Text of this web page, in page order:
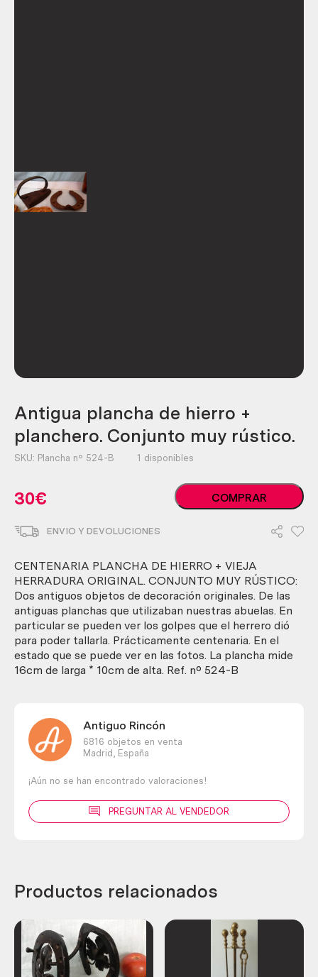
Antigua plancha de hierro +
planchero. Conjunto muy rústico.
SKU: Plancha nº 524-B 1 disponibles
30€
Antigua
plancha
planchero.
Conjunto
muy
rústico.
cantidad
COMPRAR
ENVIO Y DEVOLUCIONES
CENTENARIA PLANCHA DE HIERRO + VIEJA
HERRADURA ORIGINAL. CONJUNTO MUY RÚSTICO:
Dos antiguos objetos de decoración originales. De las
antiguas planchas que utilizaban nuestras abuelas. En
particular se pueden ver los golpes que el herrero dió
para poder tallarla. Prácticamente centenaria. En el
estado que se puede ver en las fotos. La plancha mide
16cm de larga * 10cm de alta. Ref. nº 524-B
Antiguo Rincón
6816 objetos en venta
Madrid,
España
¡Aún no se han encontrado valoraciones!
PREGUNTAR AL VENDEDOR
Productos relacionados